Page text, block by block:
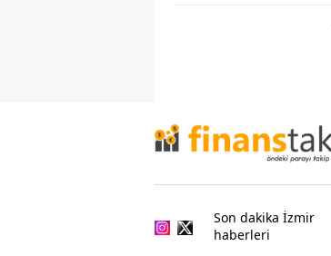
Son dakika İzmir
haberleri